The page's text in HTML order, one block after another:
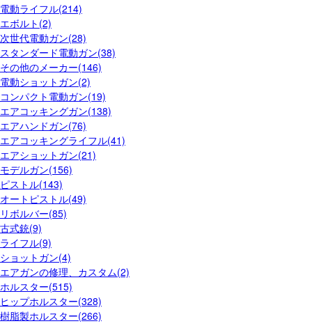
電動ライフル(214)
エボルト(2)
次世代電動ガン(28)
スタンダード電動ガン(38)
その他のメーカー(146)
電動ショットガン(2)
コンパクト電動ガン(19)
エアコッキングガン(138)
エアハンドガン(76)
エアコッキングライフル(41)
エアショットガン(21)
モデルガン(156)
ピストル(143)
オートピストル(49)
リボルバー(85)
古式銃(9)
ライフル(9)
ショットガン(4)
エアガンの修理、カスタム(2)
ホルスター(515)
ヒップホルスター(328)
樹脂製ホルスター(266)